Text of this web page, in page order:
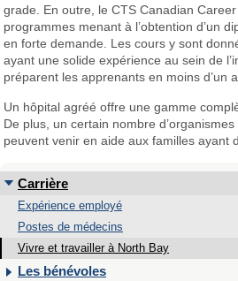
grade. En outre, le CTS Canadian
programmes menant à l’obtention d’un
en forte demande. Les cours y sont
ayant une solide expérience au sein de
préparent les apprenants en moins d’un
Un hôpital agréé offre une gamme
De plus, un certain nombre
peuvent venir en aide aux familles ayant
Carrière
Expérience employé
Postes de médecins
Vivre et travailler à North Bay
Les bénévoles